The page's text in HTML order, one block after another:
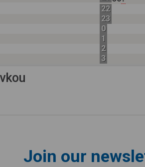
22
23
0
1
2
3
Join our